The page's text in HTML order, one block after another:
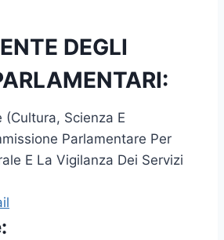
DEGLI
(Cultura, Scienza E
Parlamentare Per
E La Vigilanza Dei Servizi